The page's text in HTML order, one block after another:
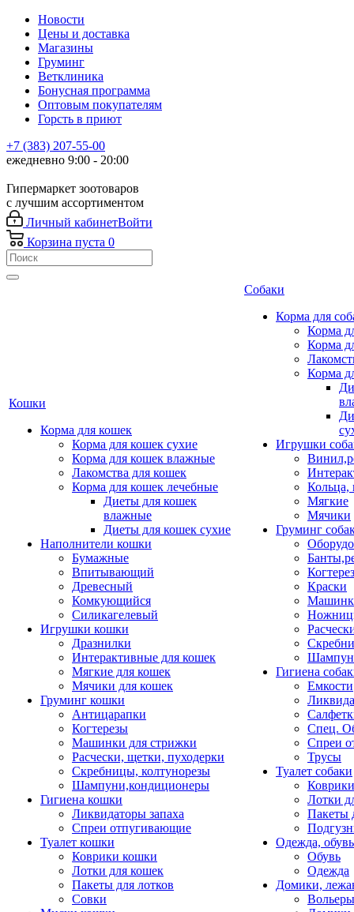
Новости
Цены и доставка
Магазины
Груминг
Ветклиника
Бонусная программа
Оптовым покупателям
Горсть в приют
+7 (383) 207-55-00
ежедневно 9:00 - 20:00
Гипермаркет зоотоваров
с лучшим ассортиментом
Личный кабинетВойти
Корзина пуста 0
Кошки
Корма для кошек
Корма для кошек сухие
Корма для кошек влажные
Лакомства для кошек
Корма для кошек лечебные
Диеты для кошек
влажные
Диеты для кошек сухие
Наполнители кошки
Бумажные
Впитывающий
Древесный
Комкующийся
Силикагелевый
Игрушки кошки
Дразнилки
Интерактивные для кошек
Мягкие для кошек
Мячики для кошек
Груминг кошки
Антицарапки
Когтерезы
Машинки для стрижки
Расчески, щетки, пуходерки
Скребницы, колтунорезы
Шампуни,кондиционеры
Гигиена кошки
Ликвидаторы запаха
Спреи отпугивающие
Туалет кошки
Коврики кошки
Лотки для кошек
Пакеты для лотков
Совки
Собаки
Корма для
Корма
Корма
Корма
Игрушки
Кольца,
Мягкие
Мячики
Груминг
Краски
Гигиена
Емкости
Спец.
Спреи
Трусы
Туалет собаки
Коврики
Лотки
Пакеты
Одежда, обувь
Обувь
Одежда
Домики,